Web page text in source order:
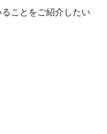
ことをご紹介したい